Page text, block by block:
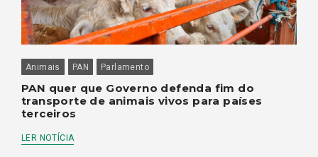
Animais PAN Parlamento
PAN quer que Governo defenda fim do
transporte de animais vivos para países
terceiros
LER NOTÍCIA